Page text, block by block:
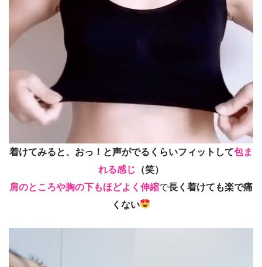
着けてみると、おっ！と声がでるくらいフィットして包ま
れる感じ （笑）
肩のところや胸の下もほどよく伸縮で長く着けても楽で痛
くない